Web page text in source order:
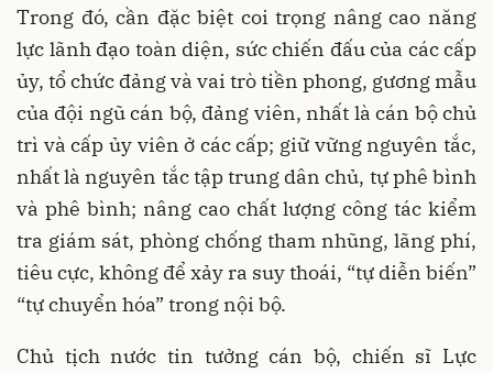
Trong đó, cần đặc biệt coi trọng nâng cao năng
lực lãnh đạo toàn diện, sức chiến đấu của các cấp
ủy, tổ chức đảng và vai trò tiền phong, gương mẫu
của đội ngũ cán bộ, đảng viên, nhất là cán bộ chủ
trì và cấp ủy viên ở các cấp; giữ vững nguyên tắc,
nhất là nguyên tắc tập trung dân chủ, tự phê bình
và phê bình; nâng cao chất lượng công tác kiểm
tra giám sát, phòng chống tham nhũng, lãng phí,
tiêu cực, không để xảy ra suy thoái, “tự diễn biến”
“tự chuyển hóa” trong nội bộ.
Chủ tịch nước tin tưởng cán bộ, chiến sĩ Lực